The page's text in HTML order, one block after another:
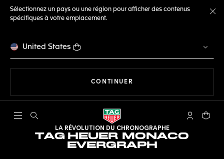
Sélectionnez un pays ou une région pour afficher des contenus
spécifiques à votre emplacement.
United States
CONTINUER
Ouvrir la barre de recherche Compte My
Votre